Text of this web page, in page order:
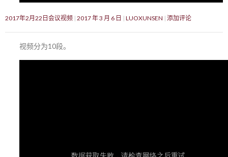
2017年2月22日会议视频 2017 年 3 月 6 日 LUOXUNSEN 添加评论
视频分为10段。